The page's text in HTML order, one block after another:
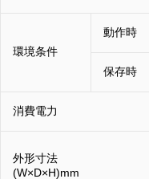
環境条件
動作時
保存時
消費電力
外形寸法
(W×D×H)mm